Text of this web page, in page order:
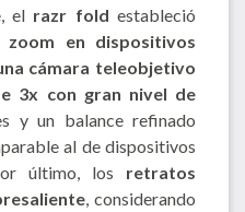
el razr fold estableció
en dispositivos
cámara teleobjetivo
3x con gran nivel de
y un balance refinado
al de dispositivos
último, los retratos
, considerando